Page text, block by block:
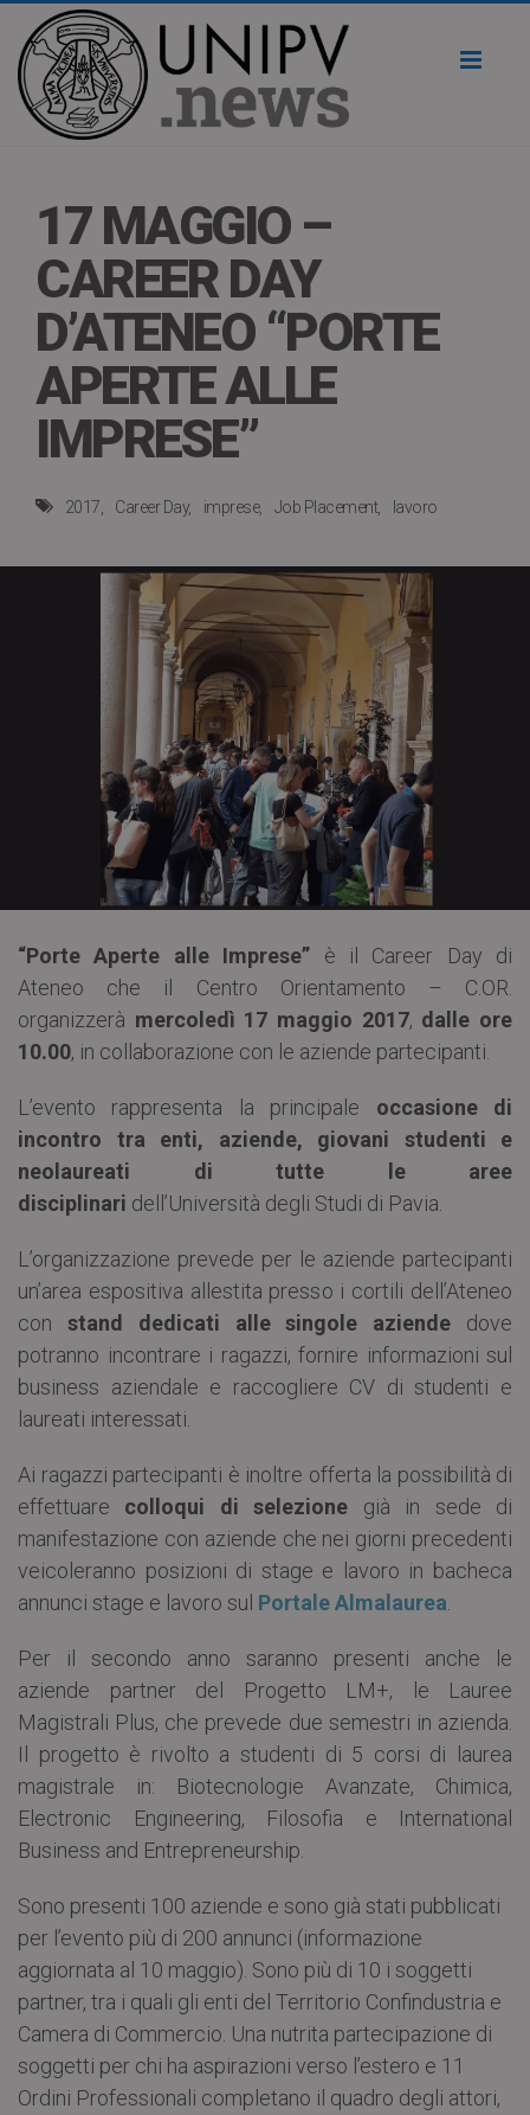
17 MAGGIO –
CAREER DAY
D’ATENEO “PORTE
APERTE ALLE
IMPRESE”
2017 Career Day imprese Job Placement lavoro
“Porte Aperte alle Imprese” è il Career Day di
Ateneo che il Centro Orientamento – C.OR.
organizzerà mercoledì 17 maggio 2017, dalle ore
10.00, in collaborazione con le aziende partecipanti.
L’evento rappresenta la principale occasione di
incontro tra enti, aziende, giovani studenti e
neolaureati di tutte le aree
disciplinari dell’Università degli Studi di Pavia.
L’organizzazione prevede per le aziende partecipanti
un’area espositiva allestita presso i cortili dell’Ateneo
con stand dedicati alle singole aziende dove
potranno incontrare i ragazzi, fornire informazioni sul
business aziendale e raccogliere CV di studenti e
laureati interessati.
Ai ragazzi partecipanti è inoltre offerta la possibilità di
effettuare colloqui di selezione già in sede di
manifestazione con aziende che nei giorni precedenti
veicoleranno posizioni di stage e lavoro in bacheca
annunci stage e lavoro sul Portale Almalaurea
Per il secondo anno saranno presenti anche le
aziende partner del Progetto LM+, le Lauree
Magistrali Plus, che prevede due semestri in azienda.
Il progetto è rivolto a studenti di 5 corsi di laurea
magistrale in: Biotecnologie Avanzate, Chimica,
Electronic Engineering, Filosofia e International
Business and Entrepreneurship.
Sono presenti 100 aziende e sono già stati pubblicati
per l’evento più di 200 annunci (informazione
aggiornata al 10 maggio). Sono più di 10 i soggetti
partner, tra i quali gli enti del Territorio Confindustria e
Camera di Commercio. Una nutrita partecipazione di
soggetti per chi ha aspirazioni verso l’estero e 11
Ordini Professionali completano il quadro degli attori,